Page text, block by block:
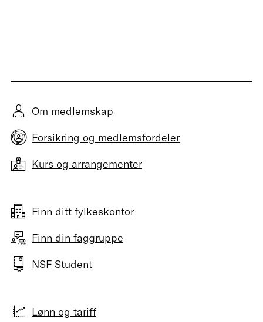
Om medlemskap
Forsikring og medlemsfordeler
Kurs og arrangementer
Finn ditt fylkeskontor
Finn din faggruppe
NSF Student
Lønn og tariff